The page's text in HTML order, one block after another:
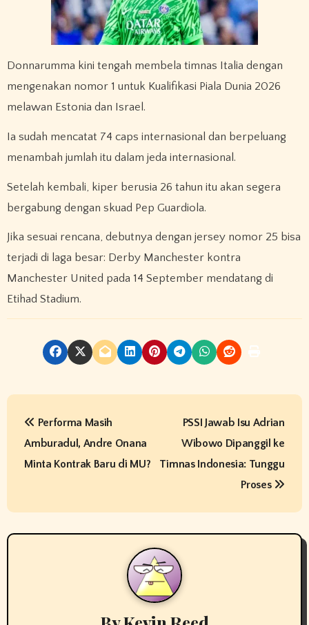
Donnarumma kini tengah membela timnas Italia dengan
mengenakan nomor 1 untuk Kualifikasi Piala Dunia 2026
melawan Estonia dan Israel.
Ia sudah mencatat 74 caps internasional dan berpeluang
menambah jumlah itu dalam jeda internasional.
Setelah kembali, kiper berusia 26 tahun itu akan segera
bergabung dengan skuad Pep Guardiola.
Jika sesuai rencana, debutnya dengan jersey nomor 25 bisa
terjadi di laga besar: Derby Manchester kontra
Manchester United pada 14 September mendatang di
Etihad Stadium.
P
n
a
Performa Masih
Amburadul, Andre Onana
Minta Kontrak Baru di MU?
PSSI Jawab Isu Adrian
Wibowo Dipanggil ke
Timnas Indonesia: Tunggu
Proses